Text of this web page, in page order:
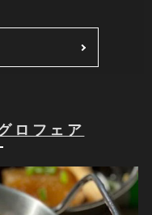
ロフェア